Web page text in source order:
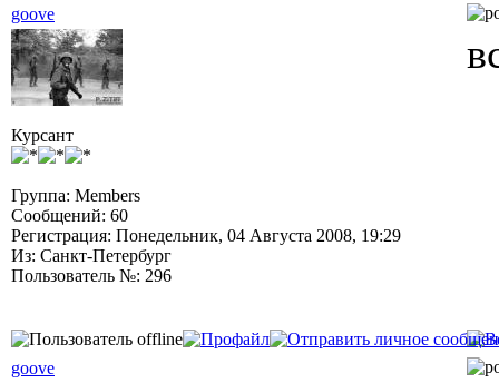
goove
Курсант
Группа: Members
Сообщений: 60
Регистрация: Понедельник, 04 Августа 2008, 19:29
Из: Санкт-Петербург
Пользователь №: 296
goove